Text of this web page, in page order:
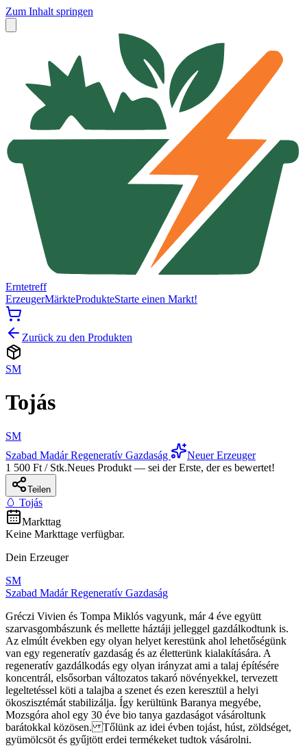
Zum Inhalt springen
Erntetreff
ErzeugerMärkteProdukteStarte einen Markt!
Zurück zu den Produkten
SM
Tojás
SM
Szabad Madár Regeneratív Gazdaság
Neuer Erzeuger
1 500 Ft / Stk.Neues Produkt — sei der Erste, der es bewertet!
Teilen
🥚 Tojás
Markttag
Keine Markttage verfügbar.
Dein Erzeuger
SM
Szabad Madár Regeneratív Gazdaság
Gréczi Vivien és Tompa Miklós vagyunk, már 4 éve együtt
szarvasgombászunk és mellette háztáji jelleggel gazdálkodtunk is.
Az elmúlt években egy olyan helyet kerestünk ahol lehetőségünk
van egy regeneratív gazdaság és az életterünk kialakítására. A
regeneratív gazdálkodás egy olyan irányzat ami a talaj építésére
koncentrál, elsősorban változatos takaró növényekkel, tervezett
legeltetéssel köti a talajba a szenet és ezen keresztül a helyi
ökoszisztémát stabilizálja. Így kerültünk Baranya megyébe,
Mozsgóra ahol egy 30 éve bio tanya gazdaságot vásároltunk
barátokkal közösen. Tőlünk az idei évben tojást, húst, zöldséget,
gyümölcsöt és gyűjtött erdei termékeket tudtok vásárolni.